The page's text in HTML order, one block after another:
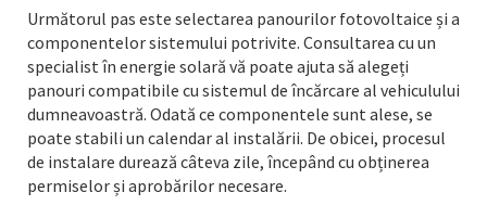
Următorul pas este selectarea panourilor fotovoltaice și a
componentelor sistemului potrivite. Consultarea cu un
specialist în energie solară vă poate ajuta să alegeți
panouri compatibile cu sistemul de încărcare al vehiculului
dumneavoastră. Odată ce componentele sunt alese, se
poate stabili un calendar al instalării. De obicei, procesul
de instalare durează câteva zile, începând cu obținerea
permiselor și aprobărilor necesare.